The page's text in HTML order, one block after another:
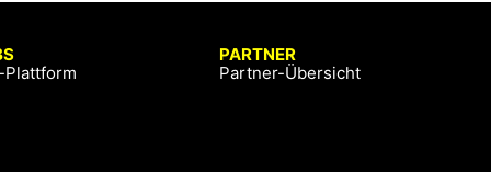
Plattform
PARTNER
Partner-Übersicht